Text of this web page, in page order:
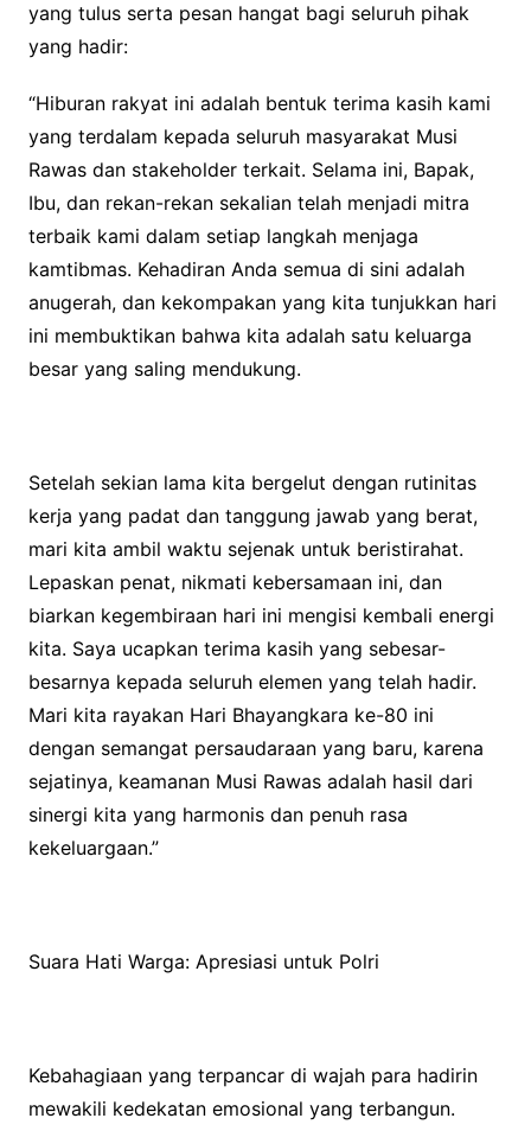
yang tulus serta pesan hangat bagi seluruh pihak
yang hadir:
“Hiburan rakyat ini adalah bentuk terima kasih kami
yang terdalam kepada seluruh masyarakat Musi
Rawas dan stakeholder terkait. Selama ini, Bapak,
Ibu, dan rekan-rekan sekalian telah menjadi mitra
terbaik kami dalam setiap langkah menjaga
kamtibmas. Kehadiran Anda semua di sini adalah
anugerah, dan kekompakan yang kita tunjukkan hari
ini membuktikan bahwa kita adalah satu keluarga
besar yang saling mendukung.
Setelah sekian lama kita bergelut dengan rutinitas
kerja yang padat dan tanggung jawab yang berat,
mari kita ambil waktu sejenak untuk beristirahat.
Lepaskan penat, nikmati kebersamaan ini, dan
biarkan kegembiraan hari ini mengisi kembali energi
kita. Saya ucapkan terima kasih yang sebesar-
besarnya kepada seluruh elemen yang telah hadir.
Mari kita rayakan Hari Bhayangkara ke-80 ini
dengan semangat persaudaraan yang baru, karena
sejatinya, keamanan Musi Rawas adalah hasil dari
sinergi kita yang harmonis dan penuh rasa
kekeluargaan.”
Suara Hati Warga: Apresiasi untuk Polri
Kebahagiaan yang terpancar di wajah para hadirin
mewakili kedekatan emosional yang terbangun.